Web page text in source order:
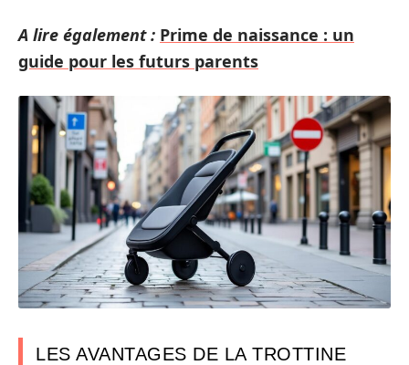
A lire également : Prime de naissance : un
guide pour les futurs parents
LES AVANTAGES DE LA TROTTINE